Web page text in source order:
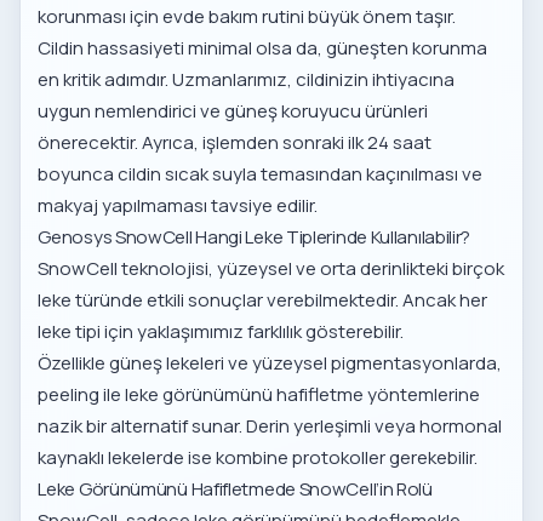
korunması için evde bakım rutini büyük önem taşır.
Cildin hassasiyeti minimal olsa da, güneşten korunma
en kritik adımdır. Uzmanlarımız, cildinizin ihtiyacına
uygun nemlendirici ve güneş koruyucu ürünleri
önerecektir. Ayrıca, işlemden sonraki ilk 24 saat
boyunca cildin sıcak suyla temasından kaçınılması ve
makyaj yapılmaması tavsiye edilir.
Genosys SnowCell Hangi Leke Tiplerinde Kullanılabilir?
SnowCell teknolojisi, yüzeysel ve orta derinlikteki birçok
leke türünde etkili sonuçlar verebilmektedir. Ancak her
leke tipi için yaklaşımımız farklılık gösterebilir.
Özellikle güneş lekeleri ve yüzeysel pigmentasyonlarda,
peeling ile leke görünümünü hafifletmeyöntemlerine
nazik bir alternatif sunar. Derin yerleşimli veya hormonal
kaynaklı lekelerde ise kombine protokoller gerekebilir.
Leke Görünümünü Hafifletmede SnowCell’in Rolü